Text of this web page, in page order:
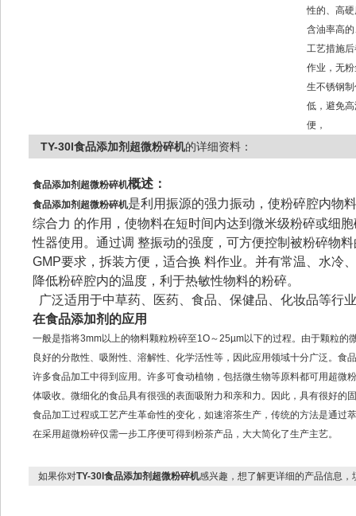
性的、高
含油率高
工艺措施
作业，无
生不锈钢
低，避免
便，
TY-30l食品添加剂超微粉碎机的详细资料：
食品添加剂超微粉碎机概述：
食品添加剂超微粉碎机是利用振源的强力振动，使粉碎腔内物
综合力 的作用，使物料在短时间内达到微米级粉碎或细
性器使用。通过调 整振动的强度，可方便控制被粉碎物
GMP要求，拆装方便，适合换 料作业。并有常温、水冷
降低粉碎腔内的温度，利于热敏性物料的粉碎。
广泛适用于中草药、医药、食品、保健品、化妆品等行
在食品添加剂的应用
一般是指将3mm以上的物料颗粒粉碎至1O～25µm以下的过程。由于颗粒的
良好的分散性、吸附性、溶解性、化学活性等，因此应用领域十分广泛。
许多食品加工中得到应用。许多可食动植物，包括微生物等原料都可用超
体吸收。微细化的食品具有很强的表面吸附力和亲和力。因此，具有很好
食品加工过程或工艺产生革命性的变化，如速溶茶生产，传统的方法是通
在采用超微粉碎仅需一步工序便可得到粉茶产品，大大简化了生产主艺。
如果你对TY-30l食品添加剂超微粉碎机感兴趣，想了解更详细的产品信息